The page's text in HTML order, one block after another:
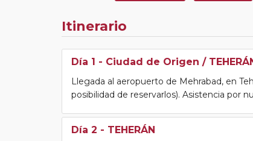
Itinerario
Día 1 - Ciudad de Origen /
Llegada al aeropuerto de Mehrabad, en
posibilidad de reservarlos). Asistencia por
Día 2 - TEHERÁN